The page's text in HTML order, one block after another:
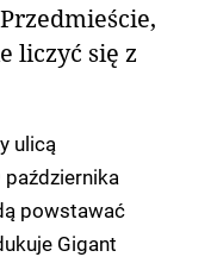
liczyć się z
ulicą
powstawać
Gigant